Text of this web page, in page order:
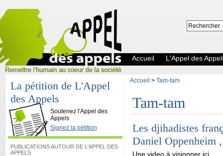
L'Appel des Appels
Accueil L'Appel des
La pétition de L'Appel
des Appels
Soutenez l'Appel des
Appels
Signez la pétition
PUBLICATIONS AUTOUR DE L'APPEL DES
APPELS
Accueil > Tam-tam
Tam-tam
Les djihadistes
Daniel Oppenheim
Une video à visionner ici